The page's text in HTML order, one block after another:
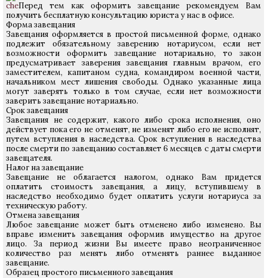
Перед тем как оформить завещание рекомендуем Вам
получить бесплатную консультацию юриста у нас в офисе.
Форма завещания
Завещания оформляется в простой письменной форме, однако
подлежит обязательному заверению нотариусом, если нет
возможности оформить завещание нотариально, то закон
предусматривает заверения завещания главным врачом, его
заместителем, капитаном судна, командиром военной части,
начальником мест лишения свободы. Однако указанные лица
могут заверять только в том случае, если нет возможности
заверить завещание нотариально.
Срок завещания
Завещания не содержит, какого либо срока исполнения, оно
действует пока его не отменят, не изменят либо его не исполнят,
путем вступления в наследства. Срок вступления в наследства
после смерти по завещанию составляет 6 месяцев с даты смерти
завещателя.
Налог на завещание
Завещание не облагается налогом, однако Вам придется
оплатить стоимость завещания, а лицу, вступившему в
наследство необходимо будет оплатить услуги нотариуса за
техническую работу.
Отмена завещания
Любое завещание может быть отменено либо изменено. Вы
вправе изменить завещания оформив имущество на другое
лицо. За период жизни Вы имеете право неограниченное
количество раз менять либо отменять раннее выданное
завещание.
Образец простого письменного завещания